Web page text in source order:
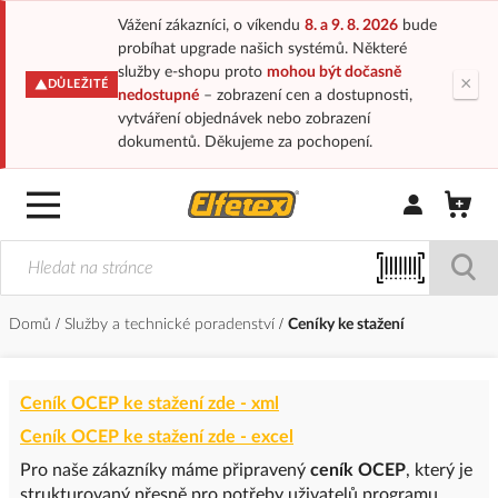
DŮLEŽITÉ
Vážení zákazníci, o víkendu 8. a 9. 8. 2026bude
probíhat upgrade našich systémů. Některé
služby e-shopu proto mohou být dočasně
nedostupné– zobrazení cen a dostupnosti,
vytváření objednávek nebo zobrazení
dokumentů. Děkujeme za pochopení.
×
Přihlásit/
Domů Služby a technické poradenství Ceníky ke stažení
Ceník OCEP ke stažení zde - xml
Ceník OCEP ke stažení zde - excel
Pro naše zákazníky máme připravený ceník OCEP, který je